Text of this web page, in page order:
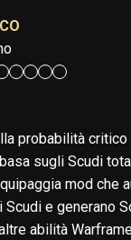
probabilità
sugli Scudi
mod che
Scudi e generano
abilità